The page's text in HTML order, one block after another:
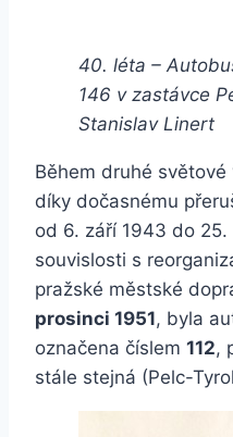
40. léta –
146 v zastávce
Stanislav Linert
Během druhé světové
díky dočasnému
od 6. září 1943 do
souvislosti s
pražské městské
prosinci 1951, byla
označena číslem 112,
stále stejná (Pelc-